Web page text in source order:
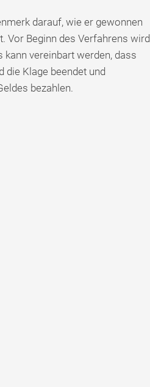
darauf, wie er gewonnen
Vor Beginn des Verfahrens wird
vereinbart werden, dass
die Klage beendet und
bezahlen.